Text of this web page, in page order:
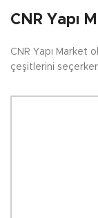
CNR Yapı
CNR Yapı Market
çeşitlerini